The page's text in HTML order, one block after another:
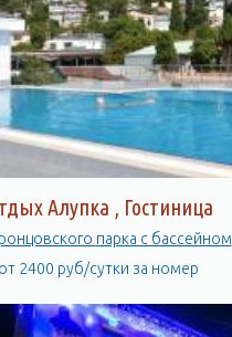
Алупка , Гостиница
У Воронцовского парка с бассейном
от 2400 руб/сутки за номер